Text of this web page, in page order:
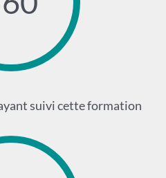
suivi cette formation